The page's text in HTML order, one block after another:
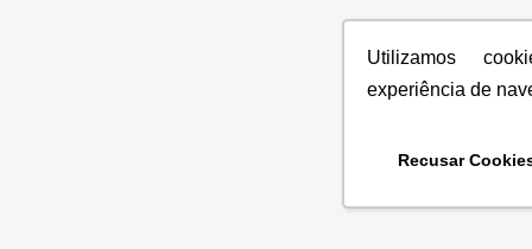
Utilizamos
experiência de
Recusar